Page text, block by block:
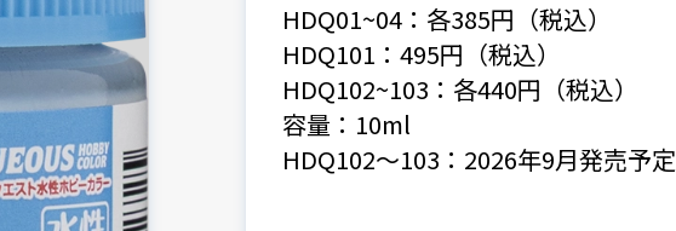
HDQ01~04：各385円（税込）
HDQ101：495円（税込）
HDQ102~103：各440円（税込）
容量：10ml
HDQ102～103：2026年9月発売予定